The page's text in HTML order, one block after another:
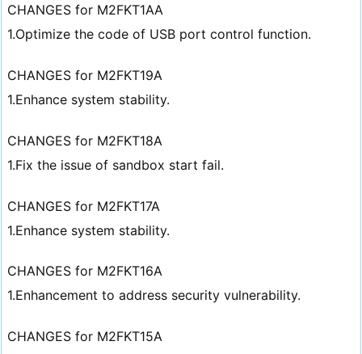
CHANGES for M2FKT1AA
1.Optimize the code of USB port control function.
CHANGES for M2FKT19A
1.Enhance system stability.
CHANGES for M2FKT18A
1.Fix the issue of sandbox start fail.
CHANGES for M2FKT17A
1.Enhance system stability.
CHANGES for M2FKT16A
1.Enhancement to address security vulnerability.
CHANGES for M2FKT15A